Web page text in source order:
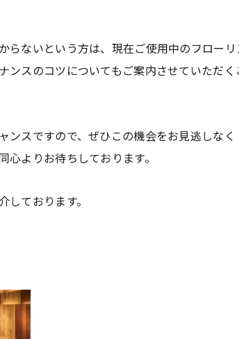
らないという方は、現在ご使用中のフロー
ンスのコツについてもご案内させていただ
ンスですので、ぜひこの機会をお見逃しなく
よりお待ちしております。
ております。